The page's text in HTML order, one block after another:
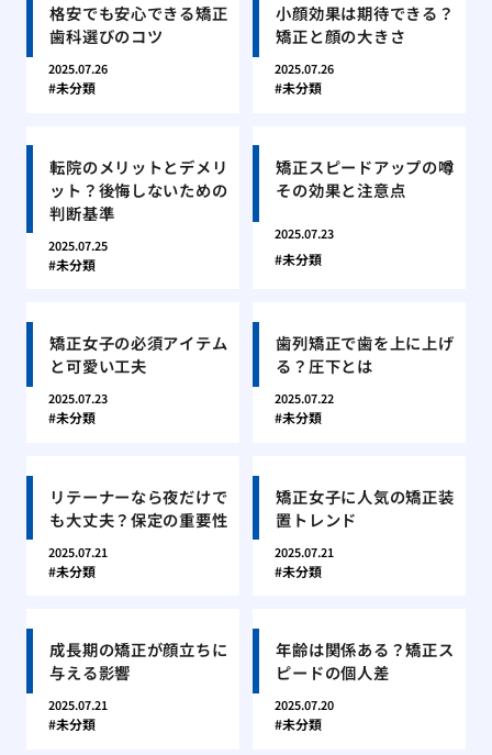
格安でも安心できる矯正
歯科選びのコツ
2025.07.26
未分類
小顔効果は期待できる？
矯正と顔の大きさ
2025.07.26
未分類
転院のメリットとデメリ
ット？後悔しないための
判断基準
2025.07.25
未分類
矯正スピードアップの噂
その効果と注意点
2025.07.23
未分類
矯正女子の必須アイテム
と可愛い工夫
2025.07.23
未分類
歯列矯正で歯を上に上げ
る？圧下とは
2025.07.22
未分類
リテーナーなら夜だけで
も大丈夫？保定の重要性
2025.07.21
未分類
矯正女子に人気の矯正装
置トレンド
2025.07.21
未分類
成長期の矯正が顔立ちに
与える影響
2025.07.21
未分類
年齢は関係ある？矯正ス
ピードの個人差
2025.07.20
未分類